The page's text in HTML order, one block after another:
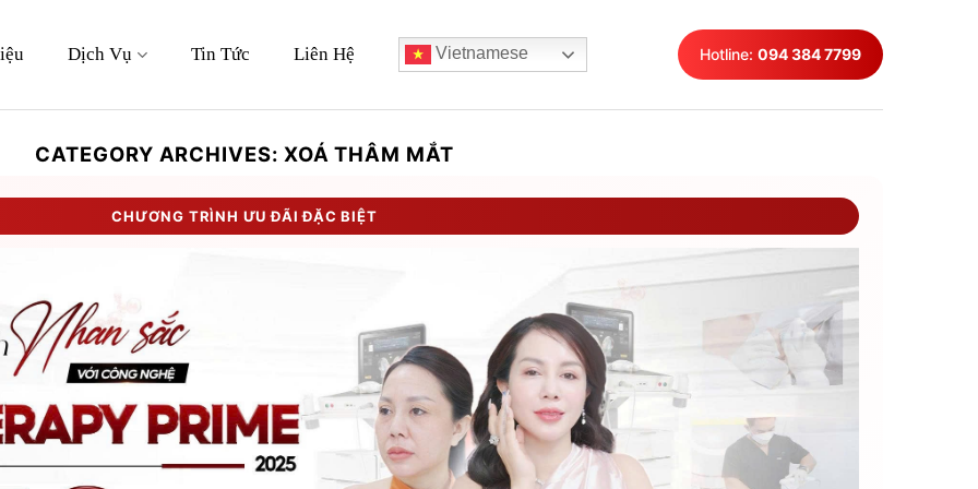
Dịch Vụ Tin Tức Liên Hệ Vietnamese Hotline: 094 384 7799
CATEGORY ARCHIVES: XOÁ THÂM MẮT
CHƯƠNG TRÌNH ƯU ĐÃI ĐẶC BIỆT